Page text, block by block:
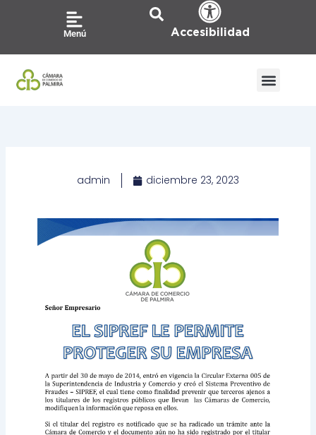
Menú Accesibilidad
admin diciembre 23, 2023